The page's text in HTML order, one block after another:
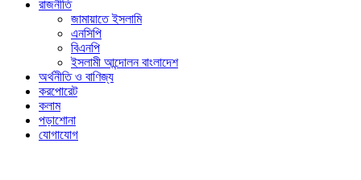
রাজনীতি
জামায়াতে ইসলামি
এনসিপি
বিএনপি
ইসলামী আন্দোলন বাংলাদেশ
অর্থনীতি ও বাণিজ্য
করপোরেট
কলাম
পড়াশোনা
যোগাযোগ